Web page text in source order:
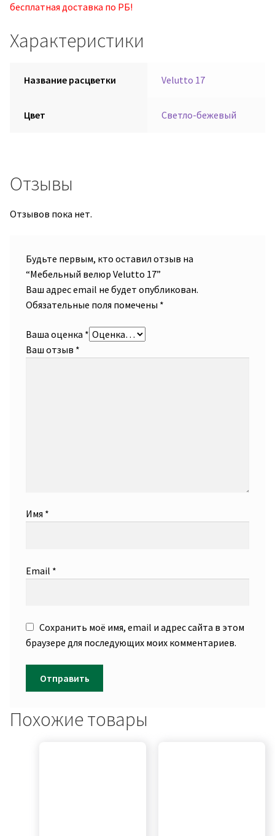
бесплатная доставка по РБ!
Характеристики
Название расцветки Velutto 17
Цвет Светло-бежевый
Отзывы
Отзывов пока нет.
Будьте первым, кто оставил отзыв на
“Мебельный велюр Velutto 17”
Ваш адрес email не будет опубликован.
Обязательные поля помечены *
Ваша оценка *
Ваш отзыв *
Имя *
Email *
Сохранить моё имя, email и адрес сайта в этом
браузере для последующих моих комментариев.
Похожие товары